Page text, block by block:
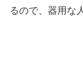
るので、器用な